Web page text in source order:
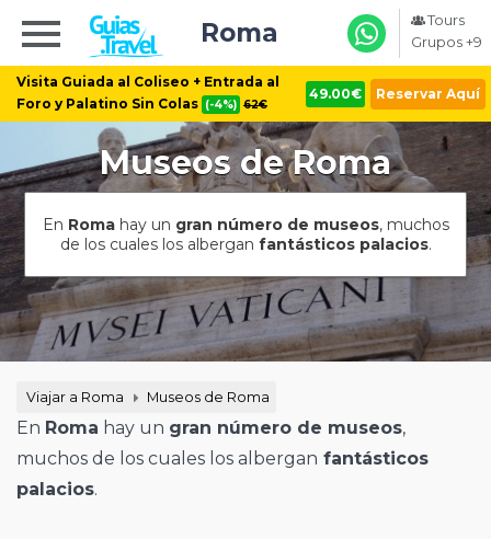
Visita Guiada al Coliseo + Entrada al
Foro y Palatino Sin Colas (-4%) 62€
49.00€ Reservar Aquí
Roma
Tours
Grupos +9
Museos de Roma
En Romahay un gran número de museos, muchos
de los cuales los albergan fantásticos palacios.
Viajar a Roma Museos de Roma
En Roma hay un gran número de museos,
muchos de los cuales los albergan fantásticos
palacios.